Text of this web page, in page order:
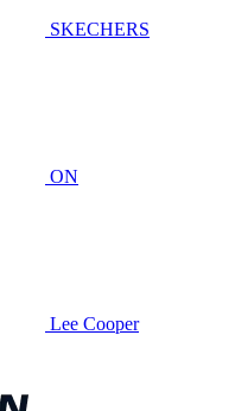
SKECHERS
ON
Lee Cooper